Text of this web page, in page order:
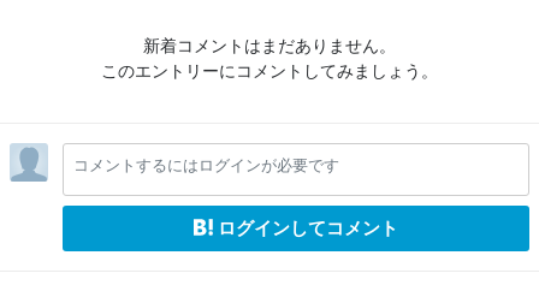
新着コメントはまだありません。
このエントリーにコメントしてみましょう。
コメントするにはログインが必要です
ログインしてコメント